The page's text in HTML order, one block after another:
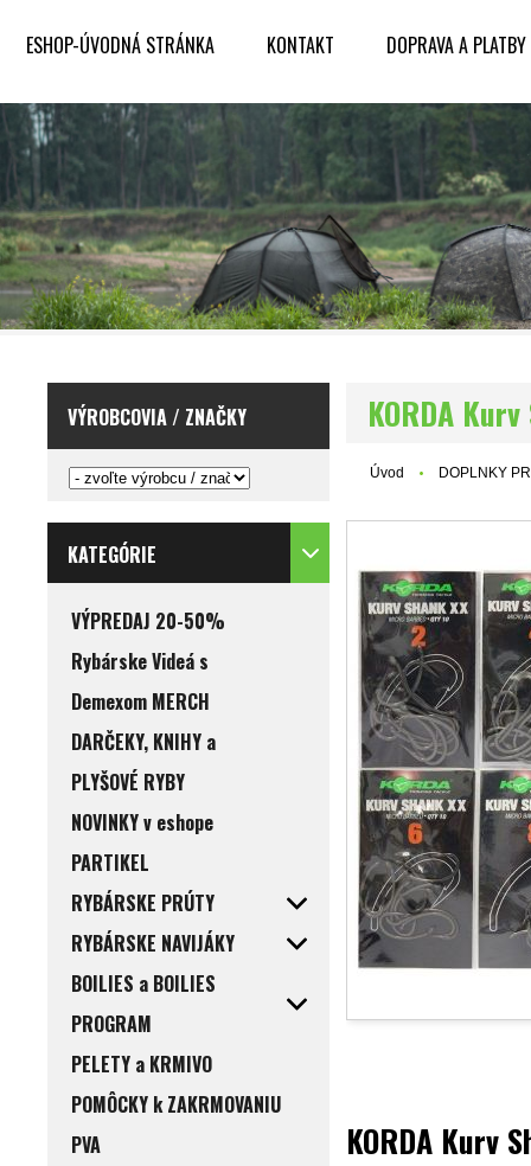
ESHOP-ÚVODNÁ STRÁNKA KONTAKT DOPRAVA A PLATBY
VÝROBCOVIA / ZNAČKY
KATEGÓRIE
VÝPREDAJ 20-50%
Rybárske Videá s
Demexom MERCH
DARČEKY, KNIHY a
PLYŠOVÉ RYBY
NOVINKY v eshope
PARTIKEL
RYBÁRSKE PRÚTY
RYBÁRSKE NAVIJÁKY
BOILIES a BOILIES
PROGRAM
PELETY a KRMIVO
POMÔCKY k ZAKRMOVANIU
PVA
KORDA
Úvod DOPLNKY
KORDA Kurv